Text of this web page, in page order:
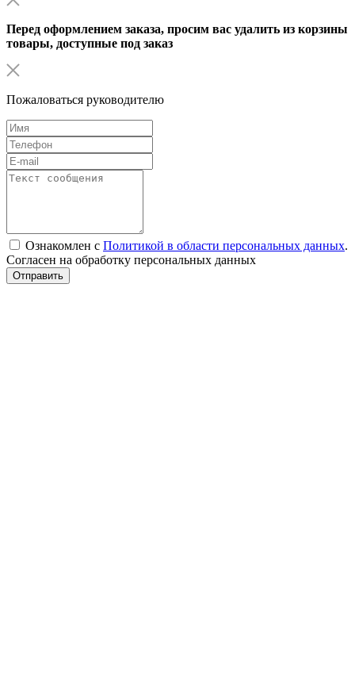
Перед оформлением заказа, просим вас удалить из корзины
товары, доступные под заказ
Пожаловаться руководителю
Ознакомлен с Политикой в области персональных данных.
Согласен на обработку персональных данных
Отправить